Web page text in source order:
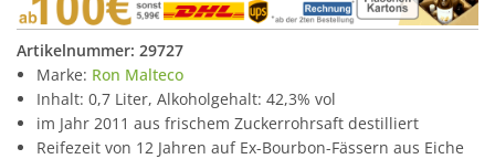
Artikelnummer: 29727
Marke: Ron Malteco
Inhalt: 0,7 Liter, Alkoholgehalt: 42,3% vol
im Jahr 2011 aus frischem Zuckerrohrsaft destilliert
Reifezeit von 12 Jahren auf Ex-Bourbon-Fässern aus Eiche